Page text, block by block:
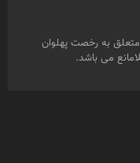
متعلق به رخصت پهلوان
می باشد.